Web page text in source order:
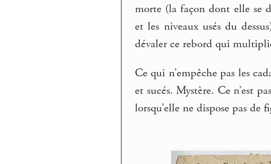
morte (la façon dont elle se
et les niveaux usés du
dévaler ce rebord qui
Ce qui n’empêche pas les
et sucés. Mystère. Ce n’est
lorsqu’elle ne dispose pas de